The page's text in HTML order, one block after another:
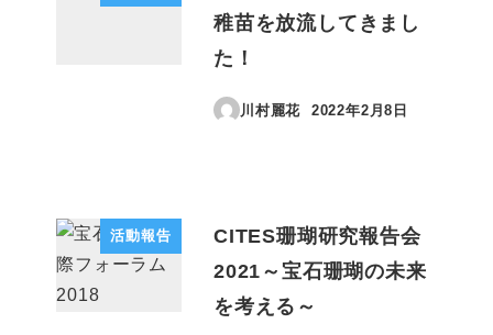
稚苗を放流してきまし
た！
川村麗花
投稿日
2022年2月8日
活動報告
CITES珊瑚研究報告会
2021～宝石珊瑚の未来
を考える～